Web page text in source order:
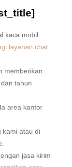
kaca mobil.
layanan chat
memberikan
tahun
area kantor
kami atau di
jasa kirim